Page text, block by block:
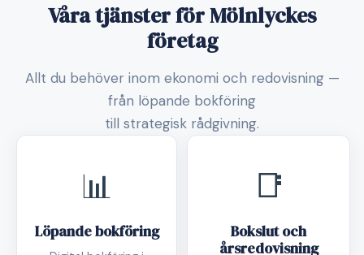
Våra tjänster för Mölnlyckes
företag
Allt du behöver inom ekonomi och redovisning —
från löpande bokföring
till strategisk rådgivning.
📊
Löpande bokföring
📑
Bokslut och
årsredovisning